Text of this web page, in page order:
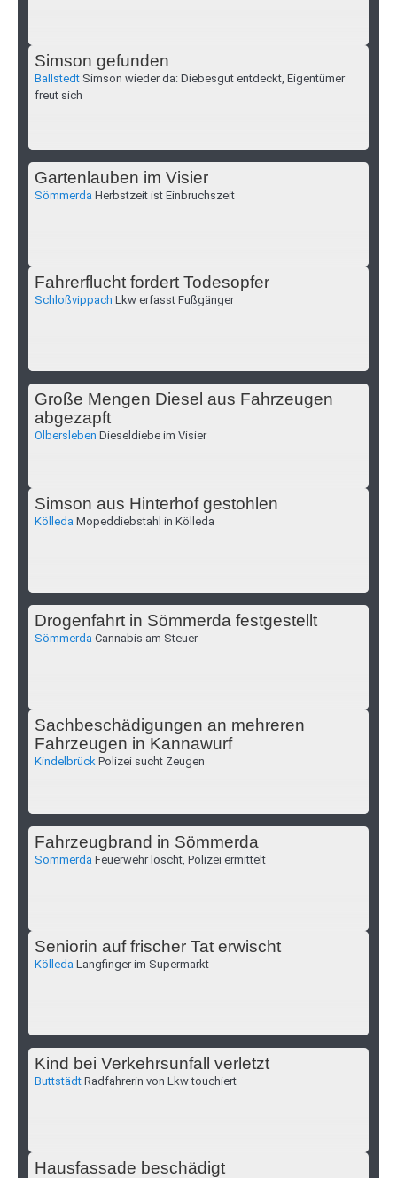
Simson gefunden
Ballstedt Simson wieder da: Diebesgut entdeckt, Eigentümer
freut sich
Gartenlauben im Visier
Sömmerda Herbstzeit ist Einbruchszeit
Fahrerflucht fordert Todesopfer
Schloßvippach Lkw erfasst Fußgänger
Große Mengen Diesel aus Fahrzeugen
abgezapft
Olbersleben Dieseldiebe im Visier
Simson aus Hinterhof gestohlen
Kölleda Mopeddiebstahl in Kölleda
Drogenfahrt in Sömmerda festgestellt
Sömmerda Cannabis am Steuer
Sachbeschädigungen an mehreren
Fahrzeugen in Kannawurf
Kindelbrück Polizei sucht Zeugen
Fahrzeugbrand in Sömmerda
Sömmerda Feuerwehr löscht, Polizei ermittelt
Seniorin auf frischer Tat erwischt
Kölleda Langfinger im Supermarkt
Kind bei Verkehrsunfall verletzt
Buttstädt Radfahrerin von Lkw touchiert
Hausfassade beschädigt